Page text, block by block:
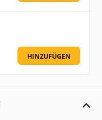
HINZUFÜGEN